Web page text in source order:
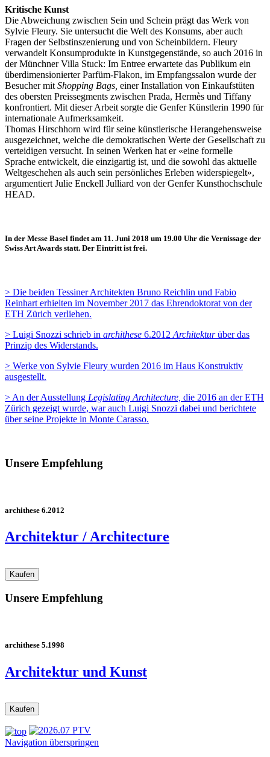
Kritische Kunst
Die Abweichung zwischen Sein und Schein prägt das Werk von
Sylvie Fleury. Sie untersucht die Welt des Konsums, aber auch
Fragen der Selbstinszenierung und von Scheinbildern. Fleury
verwandelt Konsumprodukte in Kunstgegenstände, so auch 2016 in
der Münchner Villa Stuck: Im Entree erwartete das Publikum ein
überdimensionierter Parfüm-Flakon, im Empfangssalon wurde der
Besucher mit Shopping Bags, einer Installation von Einkaufstüten
des obersten Preissegments zwischen Prada, Hermès und Tiffany
konfrontiert. Mit dieser Arbeit sorgte die Genfer Künstlerin 1990 für
internationale Aufmerksamkeit.
Thomas Hirschhorn wird für seine künstlerische Herangehensweise
ausgezeichnet, welche die demokratischen Werte der Gesellschaft zu
verteidigen versucht. In seinen Werken hat er «eine formelle
Sprache entwickelt, die einzigartig ist, und die sowohl das aktuelle
Weltgeschehen als auch sein persönliches Erleben widerspiegelt»,
argumentiert Julie Enckell Julliard von der Genfer Kunsthochschule
HEAD.
In der Messe Basel findet am 11. Juni 2018 um 19.00 Uhr die Vernissage der
Swiss Art Awards statt. Der Eintritt ist frei.
> Die beiden Tessiner Architekten Bruno Reichlin und Fabio
Reinhart erhielten im November 2017 das Ehrendoktorat von der
ETH Zürich verliehen.
> Luigi Snozzi schrieb in archithese 6.2012 Architekturüber das
Prinzip des Widerstands.
> Werke von Sylvie Fleury wurden 2016 im Haus Konstruktiv
ausgestellt.
> An der Ausstellung Legislating Architecture, die 2016 an der ETH
Zürich gezeigt wurde, war auch Luigi Snozzi dabei und berichtete
über seine Projekte in Monte Carasso.
Unsere Empfehlung
archithese 6.2012
Architektur / Architecture
Unsere Empfehlung
archithese 5.1998
Architektur und Kunst
Navigation überspringen